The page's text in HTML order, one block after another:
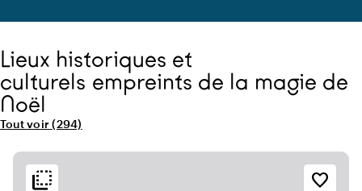
que vous cherchiez un lieu au charme historique, vous
beauté ou commencer la suivante avec style !
Lieux historiques et
culturels empreints de la magie de
Noël
Tout voir (294)
flip_to_back favorite_border
flip_to_back Ambiance
Accessibilité et emplacement